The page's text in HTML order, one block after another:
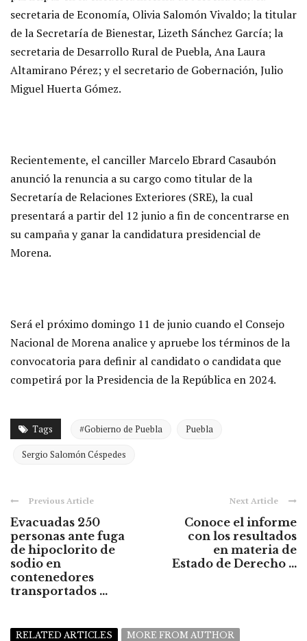
secretaria de Economía, Olivia Salomón Vivaldo; la titular
de la Secretaría de Bienestar, Lizeth Sánchez García; la
secretaria de Desarrollo Rural de Puebla, Ana Laura
Altamirano Pérez; y el secretario de Gobernación, Julio
Miguel Huerta Gómez.
Recientemente, el canciller Marcelo Ebrard Casaubón
anunció la renuncia a su cargo como titular de la
Secretaría de Relaciones Exteriores (SRE), la cual
presentará a partir del 12 junio a fin de concentrarse en
su campaña y ganar la candidatura presidencial de
Morena.
Será el próximo domingo 11 de junio cuando el Consejo
Nacional de Morena analice y apruebe los términos de la
convocatoria para definir al candidato o candidata que
competirá por la Presidencia de la República en 2024.
Tags #Gobierno de Puebla Puebla
Sergio Salomón Céspedes
Previous Article
Evacuadas 250
personas ante fuga
de hipoclorito de
sodio en
contenedores
transportados ...
Next Article
Conoce el informe
con los resultados
en materia de
Estado de Derecho ...
RELATED ARTICLES MORE FROM AUTHOR